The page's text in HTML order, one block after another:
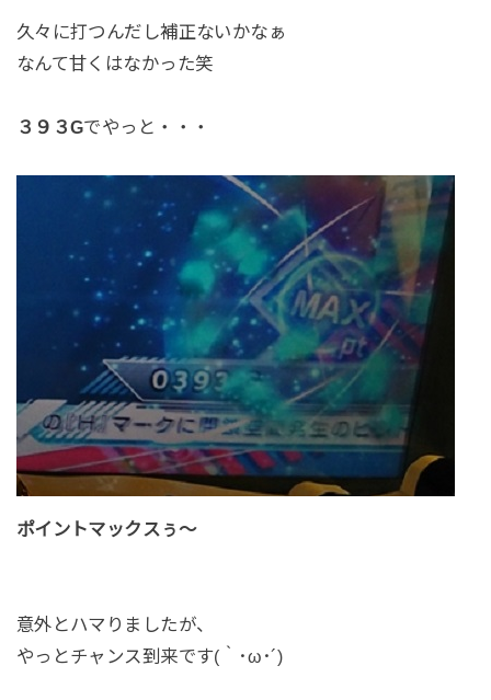
久々に打つんだし補正ないかなぁ
なんて甘くはなかった笑
３９３Gでやっと・・・
ポイントマックスぅ～
意外とハマりましたが、
やっとチャンス到来です(｀･ω･´)